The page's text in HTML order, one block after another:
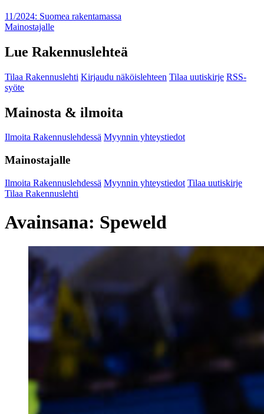
11/2024: Suomea rakentamassa
Mainostajalle
Lue Rakennuslehteä
Tilaa Rakennuslehti Kirjaudu näköislehteen Tilaa uutiskirje RSS-
syöte
Mainosta & ilmoita
Ilmoita Rakennuslehdessä Myynnin yhteystiedot
Mainostajalle
Ilmoita Rakennuslehdessä Myynnin yhteystiedot Tilaa uutiskirje
Tilaa Rakennuslehti
Avainsana: Speweld